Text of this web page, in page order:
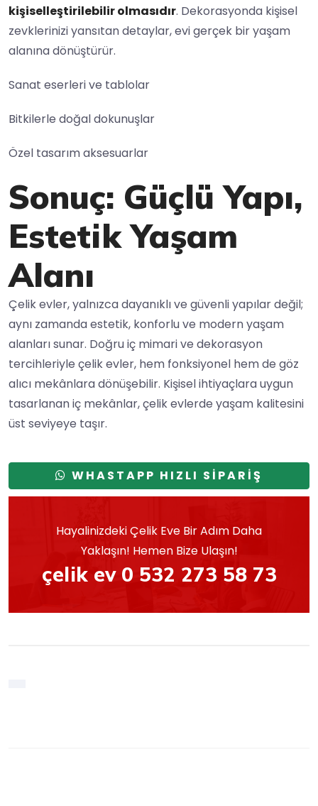
kişiselleştirilebilir olmasıdır. Dekorasyonda kişisel
zevklerinizi yansıtan detaylar, evi gerçek bir yaşam
alanına dönüştürür.
Sanat eserleri ve tablolar
Bitkilerle doğal dokunuşlar
Özel tasarım aksesuarlar
Sonuç: Güçlü Yapı,
Estetik Yaşam
Alanı
Çelik evler, yalnızca dayanıklı ve güvenli yapılar değil;
aynı zamanda estetik, konforlu ve modern yaşam
alanları sunar. Doğru iç mimari ve dekorasyon
tercihleriyle çelik evler, hem fonksiyonel hem de göz
alıcı mekânlara dönüşebilir. Kişisel ihtiyaçlara uygun
tasarlanan iç mekânlar, çelik evlerde yaşam kalitesini
üst seviyeye taşır.
WHASTAPP HIZLI SİPARİŞ
Hayalinizdeki Çelik Eve Bir Adım Daha
Yaklaşın! Hemen Bize Ulaşın!
çelik ev 0 532 273 58 73